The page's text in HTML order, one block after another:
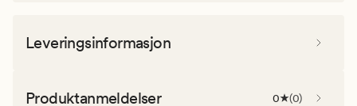
Leveringsinformasjon
Produktanmeldelser 0 (0)